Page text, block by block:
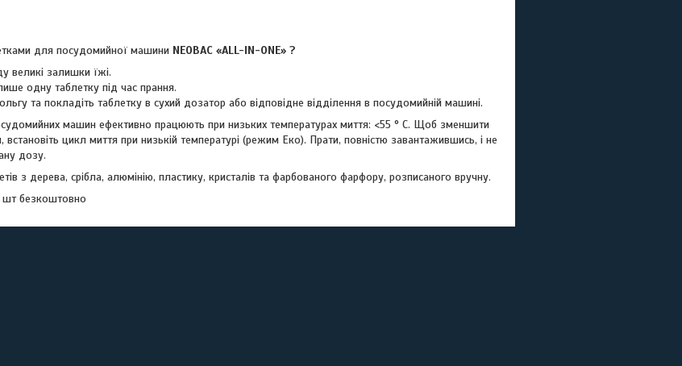
для посудомийної машини NEOBAC «ALL-IN-ONE» ?
залишки їжі.
одну таблетку під час прання.
та покладіть таблетку в сухий дозатор або відповідне відділення в посудомийній машині.
машин ефективно працюють при низьких температурах миття: <55 ° C. Щоб зменшити
встановіть цикл миття при низькій температурі (режим Еко). Прати, повністю завантажившись, і не
дозу.
з дерева, срібла, алюмінію, пластику, кристалів та фарбованого фарфору, розписаного вручну.
шт безкоштовно